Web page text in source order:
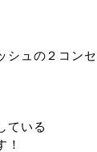
シュの２コン
ている
！